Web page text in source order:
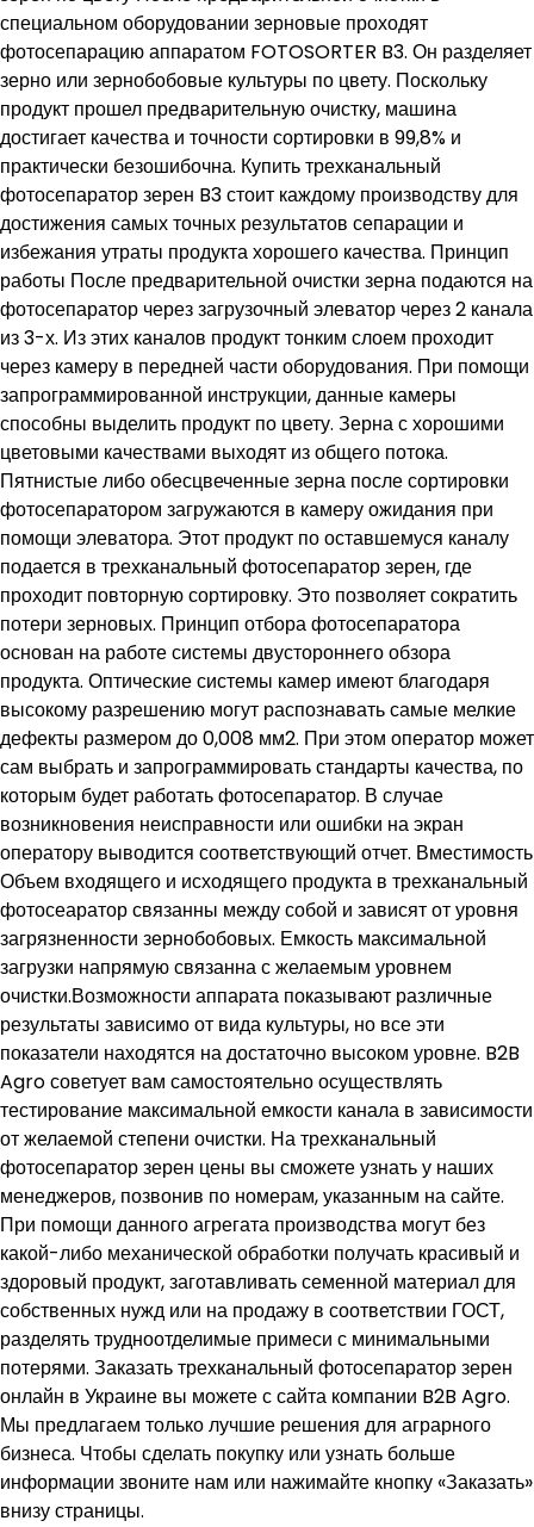
специальном оборудовании зерновые проходят
фотосепарацию аппаратом FOTOSORTER B3. Он разделяет
зерно или зернобобовые культуры по цвету. Поскольку
продукт прошел предварительную очистку, машина
достигает качества и точности сортировки в 99,8% и
практически безошибочна. Купить трехканальный
фотосепаратор зерен B3 стоит каждому производству для
достижения самых точных результатов сепарации и
избежания утраты продукта хорошего качества. Принцип
работы После предварительной очистки зерна подаются на
фотосепаратор через загрузочный элеватор через 2 канала
из 3-х. Из этих каналов продукт тонким слоем проходит
через камеру в передней части оборудования. При помощи
запрограммированной инструкции, данные камеры
способны выделить продукт по цвету. Зерна с хорошими
цветовыми качествами выходят из общего потока.
Пятнистые либо обесцвеченные зерна после сортировки
фотосепаратором загружаются в камеру ожидания при
помощи элеватора. Этот продукт по оставшемуся каналу
подается в трехканальный фотосепаратор зерен, где
проходит повторную сортировку. Это позволяет сократить
потери зерновых. Принцип отбора фотосепаратора
основан на работе системы двустороннего обзора
продукта. Оптические системы камер имеют благодаря
высокому разрешению могут распознавать самые мелкие
дефекты размером до 0,008 мм2. При этом оператор может
сам выбрать и запрограммировать стандарты качества, по
которым будет работать фотосепаратор. В случае
возникновения неисправности или ошибки на экран
оператору выводится соответствующий отчет. Вместимость
Объем входящего и исходящего продукта в трехканальный
фотосеаратор связанны между собой и зависят от уровня
загрязненности зернобобовых. Емкость максимальной
загрузки напрямую связанна с желаемым уровнем
очистки.Возможности аппарата показывают различные
результаты зависимо от вида культуры, но все эти
показатели находятся на достаточно высоком уровне. B2B
Agro советует вам самостоятельно осуществлять
тестирование максимальной емкости канала в зависимости
от желаемой степени очистки. На трехканальный
фотосепаратор зерен цены вы сможете узнать у наших
менеджеров, позвонив по номерам, указанным на сайте.
При помощи данного агрегата производства могут без
какой-либо механической обработки получать красивый и
здоровый продукт, заготавливать семенной материал для
собственных нужд или на продажу в соответствии ГОСТ,
разделять трудноотделимые примеси с минимальными
потерями. Заказать трехканальный фотосепаратор зерен
онлайн в Украине вы можете с сайта компании B2B Agro.
Мы предлагаем только лучшие решения для аграрного
бизнеса. Чтобы сделать покупку или узнать больше
информации звоните нам или нажимайте кнопку «Заказать»
внизу страницы.